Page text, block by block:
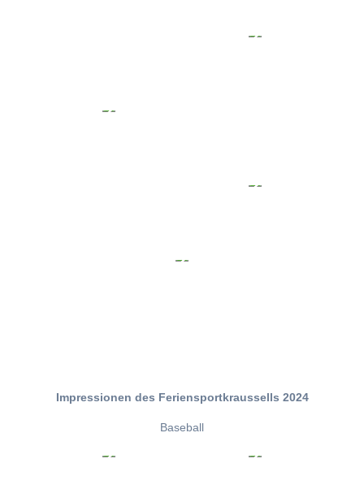
Impressionen des Feriensportkraussells 2024
Baseball